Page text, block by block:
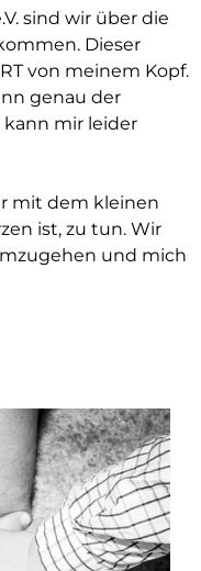
sind wir über die
Dieser
von meinem Kopf.
genau der
kann mir leider
mit dem kleinen
ist, zu tun. Wir
und mich